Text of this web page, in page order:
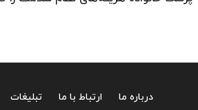
درباره ما ارتباط با ما تبلیغات